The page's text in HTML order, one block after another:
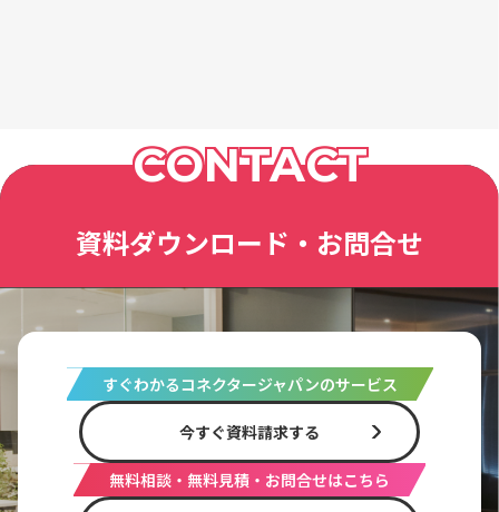
CONTACT
資料ダウンロード・お問合せ
すぐわかるコネクタージャパンのサービス
今すぐ資料請求する
無料相談・無料見積・お問合せはこちら